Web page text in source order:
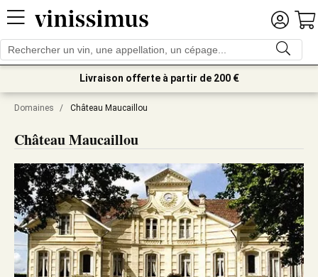
Livraison offerte à partir de 200 €
Domaines / Château Maucaillou
Château Maucaillou